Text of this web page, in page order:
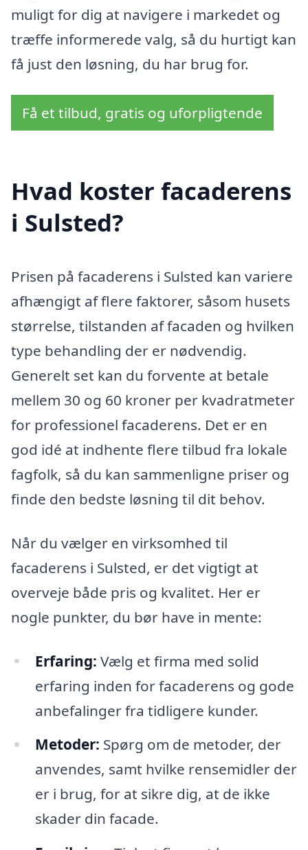
muligt for dig at navigere i markedet og
træffe informerede valg, så du hurtigt kan
få just den løsning, du har brug for.
Få et tilbud, gratis og uforpligtende
Hvad koster facaderens
i Sulsted?
Prisen på facaderens i Sulsted kan variere
afhængigt af flere faktorer, såsom husets
størrelse, tilstanden af facaden og hvilken
type behandling der er nødvendig.
Generelt set kan du forvente at betale
mellem 30 og 60 kroner per kvadratmeter
for professionel facaderens. Det er en
god idé at indhente flere tilbud fra lokale
fagfolk, så du kan sammenligne priser og
finde den bedste løsning til dit behov.
Når du vælger en virksomhed til
facaderens i Sulsted, er det vigtigt at
overveje både pris og kvalitet. Her er
nogle punkter, du bør have in mente:
Erfaring: Vælg et firma med solid
erfaring inden for facaderens og gode
anbefalinger fra tidligere kunder.
Metoder: Spørg om de metoder, der
anvendes, samt hvilke rensemidler der
er i brug, for at sikre dig, at de ikke
skader din facade.